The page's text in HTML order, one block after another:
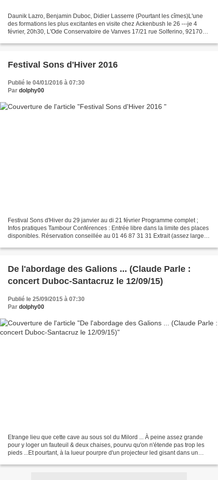
Daunik Lazro, Benjamin Duboc, Didier Lasserre (Pourtant les cîmes)L'une
des formations les plus excitantes en visite chez Ackenbush le 26 ---je 4
février, 20h30, L'Ode Conservatoire de Vanves 17/21 rue Solferino, 92170
Festival Sons d'Hiver 2016
Publié le 04/01/2016 à 07:30
Par dolphy00
Festival Sons d'Hiver du 29 janvier au di 21 février Programme complet ;
Infos pratiques Tambour Conférences : Entrée libre dans la limite des places
disponibles. Réservation conseillée au 01 46 87 31 31 Extrait (assez large)
De l'abordage des Galions ... (Claude Parle :
concert Duboc-Santacruz le 12/09/15)
Publié le 25/09/2015 à 07:30
Par dolphy00
Etrange lieu que cette cave au sous sol du Milord ... À peine assez grande
pour y loger un fauteuil & deux chaises, pourvu qu'on n'étende pas trop les
pieds ...Et pourtant, à la lueur pourpre d'un projecteur led gisant dans un